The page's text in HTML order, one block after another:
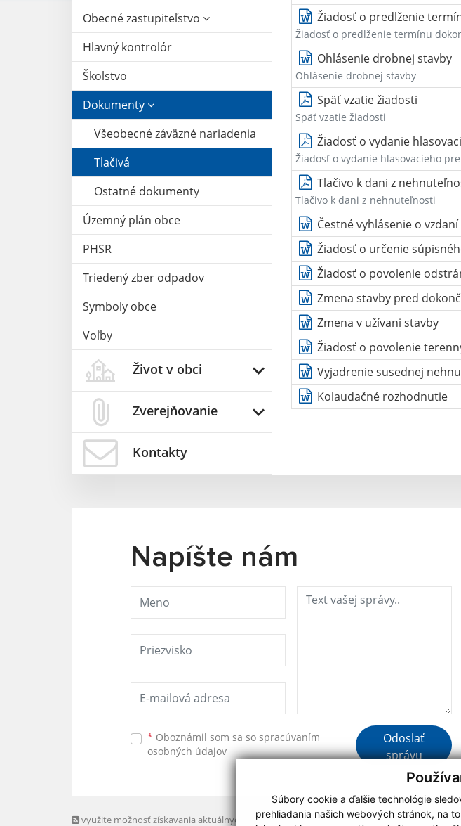
Súbory cookie a ďalšie technológie
prehliadania našich webových stránok, na
Obecné zastupiteľstvo
Hlavný kontrolór
Školstvo
Dokumenty
Všeobecné záväzné nariadenia
Tlačivá
Ostatné dokumenty
Územný plán obce
PHSR
Triedený zber odpadov
Symboly obce
Voľby
Život v obci
Zverejňovanie
Kontakty
Žiadosť o predlženie
Žiadosť o predlženie termínu
Ohlásenie drobnej stavby
Ohlásenie drobnej stavby
Späť vzatie žiadosti
Späť vzatie žiadosti
Žiadosť o vydanie
Žiadosť o vydanie hlasovacieho
Tlačivo k dani z
Tlačivo k dani z nehnuteľnosti
Čestné vyhlásenie o
Žiadosť o určenie
Žiadosť o povolenie
Zmena stavby pred
Zmena v užívani stavby
Žiadosť o povolenie
Vyjadrenie susednej
Kolaudačné rozhodnutie
Napíšte nám
* Oboznámil som sa so spracúvaním
osobných údajov
Odoslať
správu
využite možnosť získavania aktuálnych informácií s